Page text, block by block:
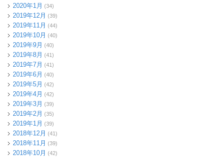
2020年1月 (34)
2019年12月 (39)
2019年11月 (44)
2019年10月 (40)
2019年9月 (40)
2019年8月 (41)
2019年7月 (41)
2019年6月 (40)
2019年5月 (42)
2019年4月 (42)
2019年3月 (39)
2019年2月 (35)
2019年1月 (39)
2018年12月 (41)
2018年11月 (39)
2018年10月 (42)